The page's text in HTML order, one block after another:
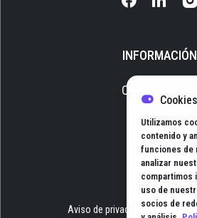
INFORMACIÓN
Quiénes somos
Newsletter
Contacto
Aviso de privacidad Términos
Cookies
Utilizamos
contenido y
funciones de
analizar
compartimos
uso de
socios de